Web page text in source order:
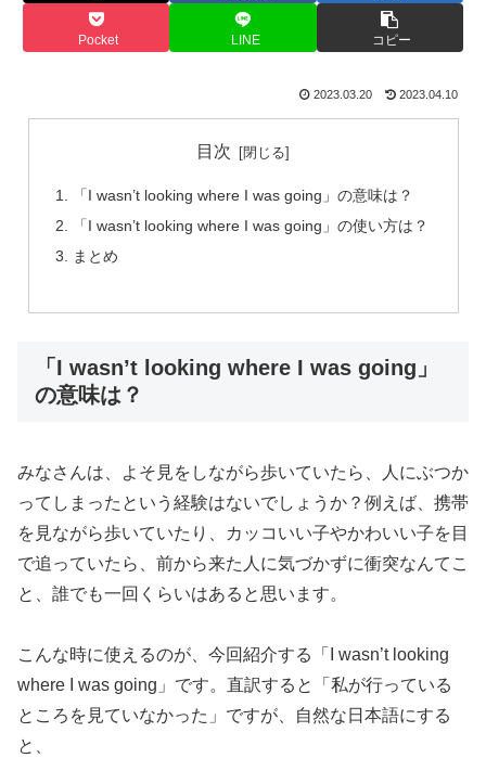
Pocket LINE コピー
2023.03.20 2023.04.10
目次
「I wasn’t looking where I was going」の意味は？
「I wasn’t looking where I was going」の使い方は？
まとめ
「I wasn’t looking where I was going」
の意味は？
みなさんは、よそ見をしながら歩いていたら、人にぶつか
ってしまったという経験はないでしょうか？例えば、携帯
を見ながら歩いていたり、カッコいい子やかわいい子を目
で追っていたら、前から来た人に気づかずに衝突なんてこ
と、誰でも一回くらいはあると思います。
こんな時に使えるのが、今回紹介する「I wasn’t looking
where I was going」です。直訳すると「私が行っている
ところを見ていなかった」ですが、自然な日本語にする
と、